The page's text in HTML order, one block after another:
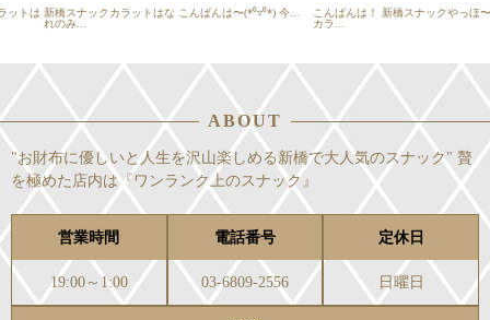
ットは 新橋スナックカラットはな
れのみ...
こんばんは〜(*⁰▿⁰*) 今...
こんばんは！ 新橋スナック
カラ...
やっほ
ABOUT
"お財布に優しいと人生を沢山楽しめる新橋で大人気のスナック" 贅
を極めた店内は『ワンランク上のスナック』
営業時間
19:00～1:00
電話番号
03-6809-2556
定休日
日曜日